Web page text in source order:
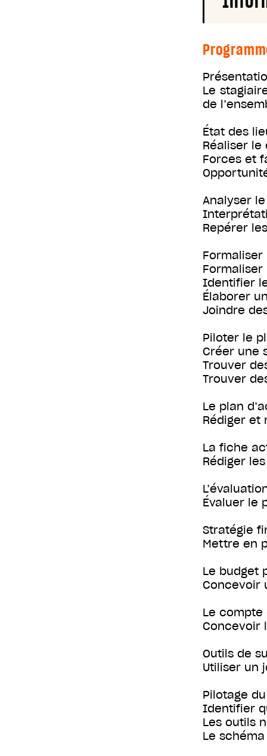
Le
de
État des
Réaliser
Forces et
Analyser
Repérer
Identifier
Élaborer
Joindre
Piloter le
Créer une
Trouver
Trouver
Le plan
Rédiger et
La fiche
Rédiger
Évaluer le
Stratégie
Mettre en
Le budget
Concevoir
Le
Concevoir
Outils de
Utiliser un
Pilotage
Identifier
Les outils
Le